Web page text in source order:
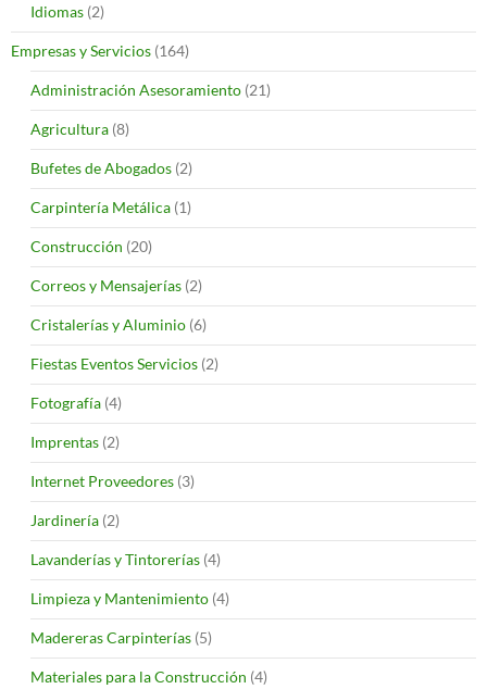
Idiomas (2)
Empresas y Servicios (164)
Administración Asesoramiento (21)
Agricultura (8)
Bufetes de Abogados (2)
Carpintería Metálica (1)
Construcción (20)
Correos y Mensajerías (2)
Cristalerías y Aluminio (6)
Fiestas Eventos Servicios (2)
Fotografía (4)
Imprentas (2)
Internet Proveedores (3)
Jardinería (2)
Lavanderías y Tintorerías (4)
Limpieza y Mantenimiento (4)
Madereras Carpinterías (5)
Materiales para la Construcción (4)